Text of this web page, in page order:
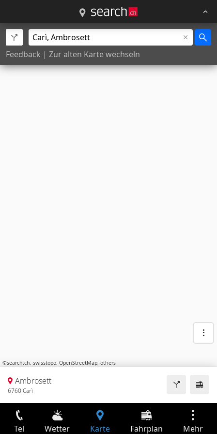
Feedback | Zur alten Karte wechseln
©search.ch, swisstopo, OpenStreetMap, others
Ambrosett
6760 Carì
Tel Wetter Karte Fahrplan Mehr